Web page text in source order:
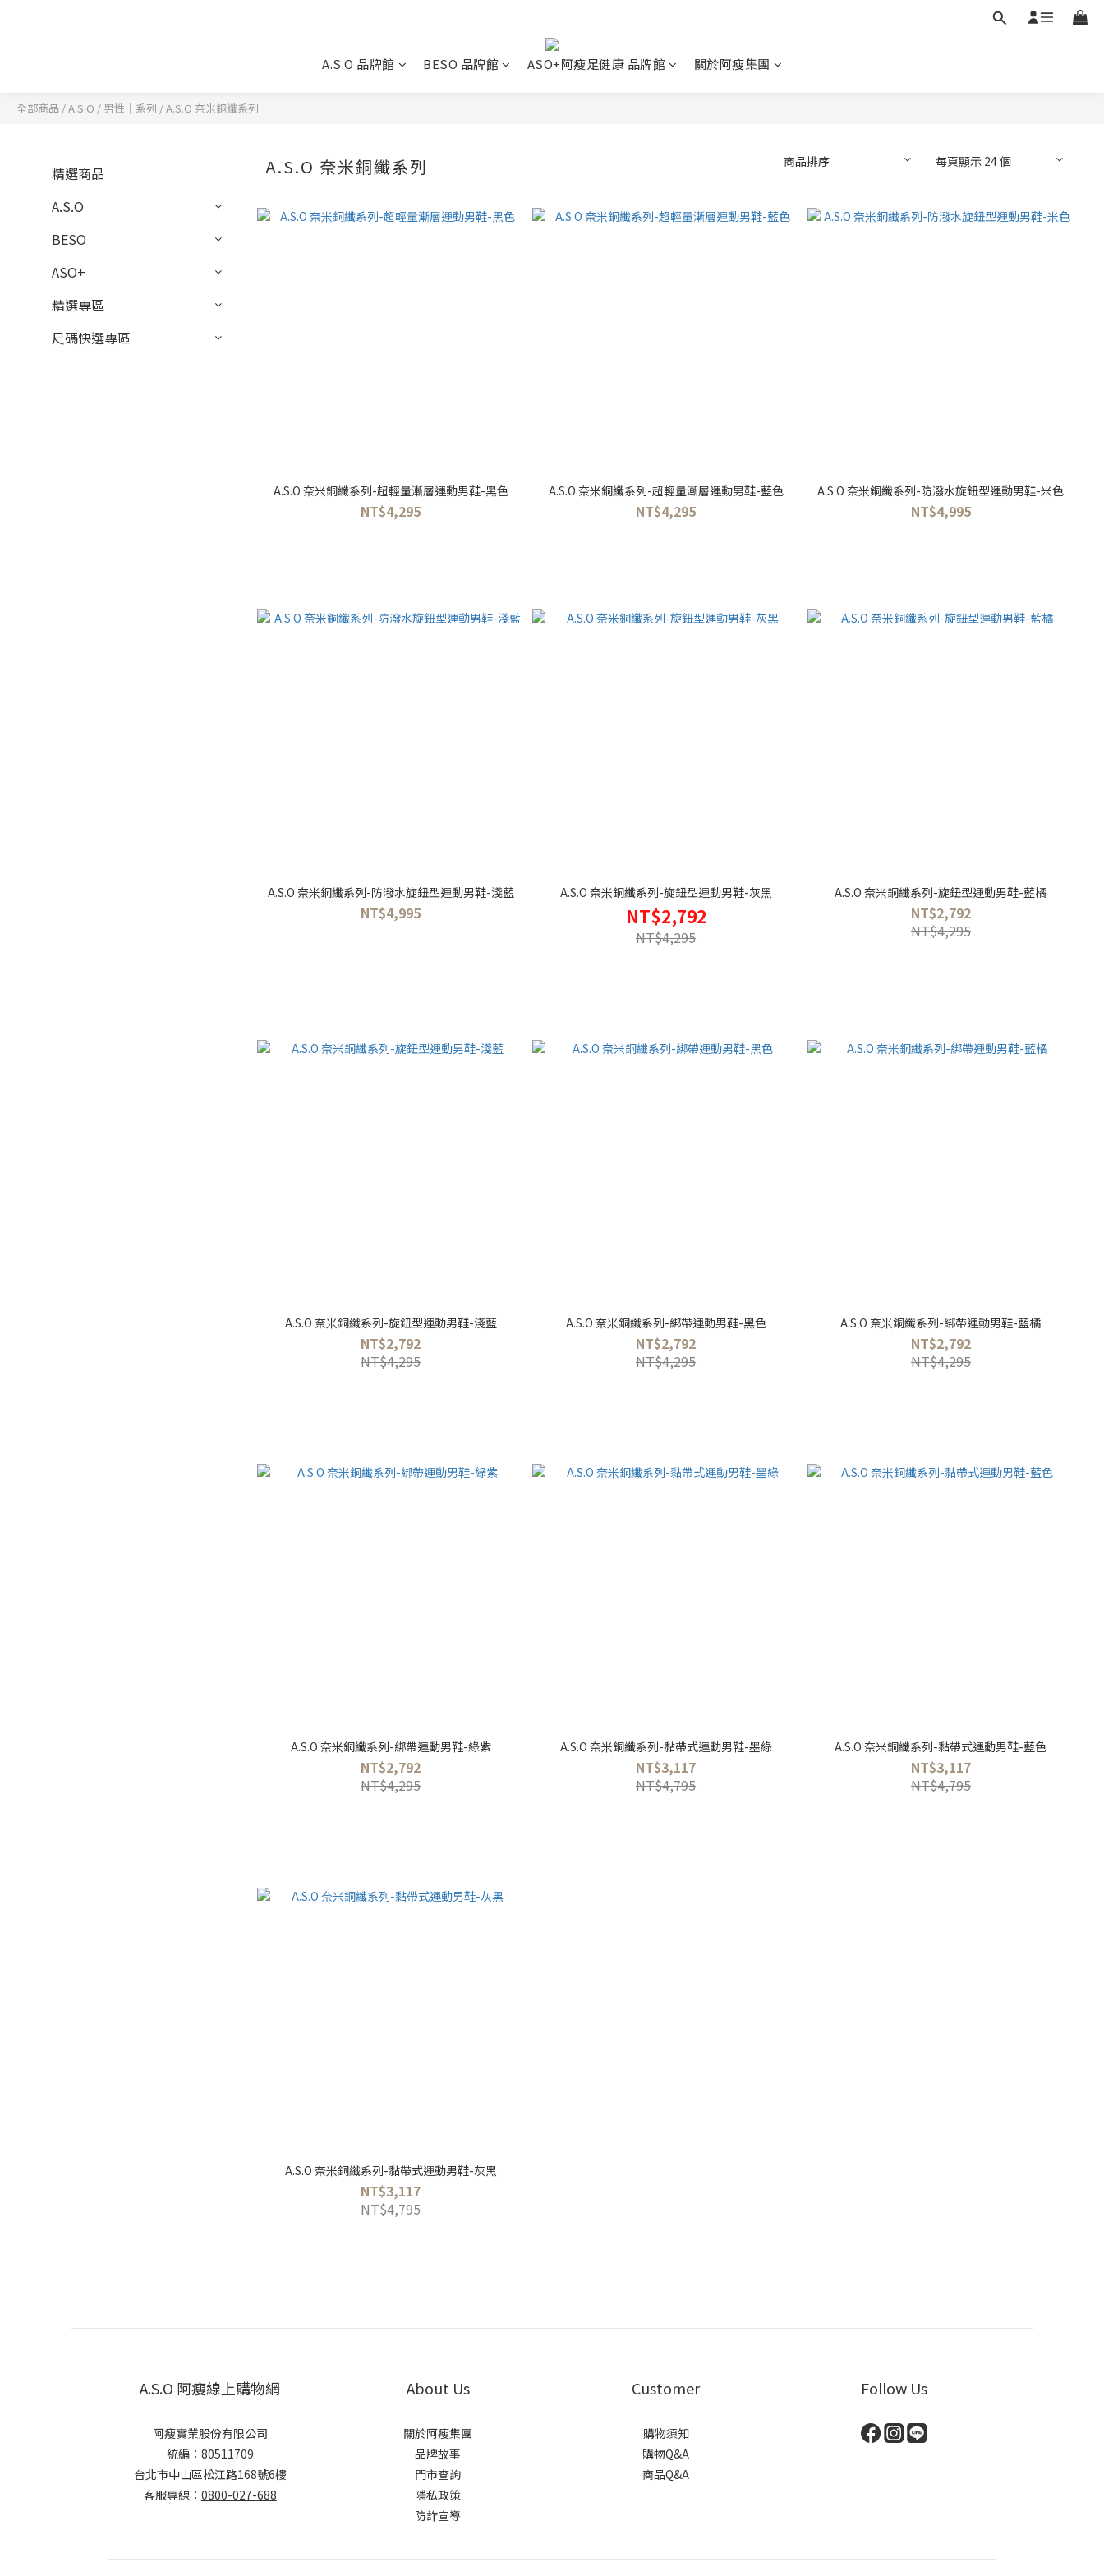
A.S.O 品牌館 BESO 品牌館 ASO+阿瘦足健康 品牌館 關於阿瘦集團
全部商品 /A.S.O / 男性｜系列 /A.S.O 奈米銅纖系列
精選商品
A.S.O
BESO
ASO+
精選專區
尺碼快選專區
A.S.O 奈米銅纖系列 商品排序 每頁顯示 24 個
A.S.O 奈米銅纖系列-超輕量漸層運動男鞋-黑色
NT$4,295
A.S.O 奈米銅纖系列-超輕量漸層運動男鞋-藍色
NT$4,295
A.S.O 奈米銅纖系列-防潑水旋鈕型運動男鞋-米色
NT$4,995
A.S.O 奈米銅纖系列-防潑水旋鈕型運動男鞋-淺藍
NT$4,995
A.S.O 奈米銅纖系列-旋鈕型運動男鞋-灰黑
NT$2,792
NT$4,295
A.S.O 奈米銅纖系列-旋鈕型運動男鞋-藍橘
NT$2,792
NT$4,295
A.S.O 奈米銅纖系列-旋鈕型運動男鞋-淺藍
NT$2,792
NT$4,295
A.S.O 奈米銅纖系列-綁帶運動男鞋-黑色
NT$2,792
NT$4,295
A.S.O 奈米銅纖系列-綁帶運動男鞋-藍橘
NT$2,792
NT$4,295
A.S.O 奈米銅纖系列-綁帶運動男鞋-綠紫
NT$2,792
NT$4,295
A.S.O 奈米銅纖系列-黏帶式運動男鞋-墨綠
NT$3,117
NT$4,795
A.S.O 奈米銅纖系列-黏帶式運動男鞋-藍色
NT$3,117
NT$4,795
A.S.O 奈米銅纖系列-黏帶式運動男鞋-灰黑
NT$3,117
NT$4,795
A.S.O 阿瘦線上購物網
阿瘦實業股份有限公司
統編：80511709
台北市中山區松江路168號6樓
客服專線： 0800-027-688
About Us
關於阿瘦集團
品牌故事
門市查詢
隱私政策
防詐宣導
Customer
購物須知
購物Q&A
商品Q&A
Follow Us